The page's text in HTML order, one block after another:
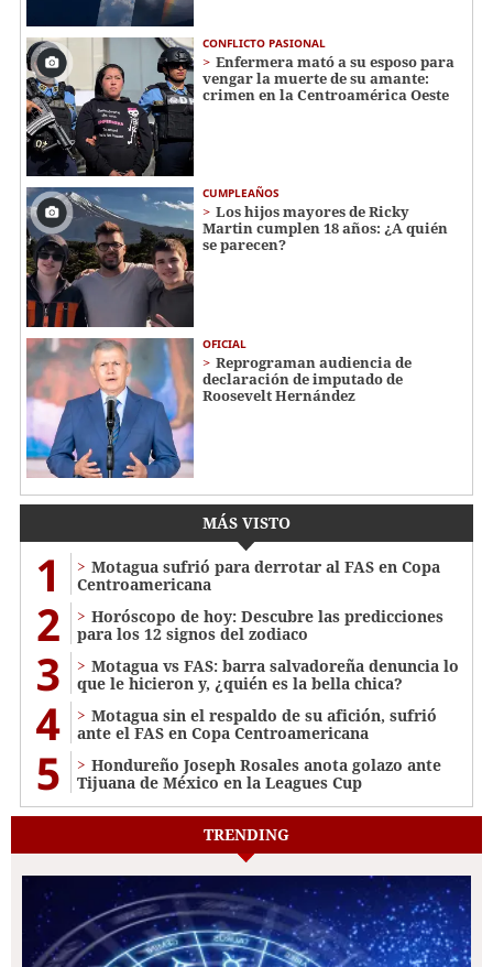
CONFLICTO PASIONAL
Enfermera mató a su esposo para
vengar la muerte de su amante:
crimen en la Centroamérica Oeste
CUMPLEAÑOS
Los hijos mayores de Ricky
Martin cumplen 18 años: ¿A quién
se parecen?
OFICIAL
Reprograman audiencia de
declaración de imputado de
Roosevelt Hernández
MÁS VISTO
1
Motagua sufrió para derrotar al FAS en Copa
Centroamericana
2
Horóscopo de hoy: Descubre las predicciones
para los 12 signos del zodiaco
3
Motagua vs FAS: barra salvadoreña denuncia lo
que le hicieron y, ¿quién es la bella chica?
4
Motagua sin el respaldo de su afición, sufrió
ante el FAS en Copa Centroamericana
5
Hondureño Joseph Rosales anota golazo ante
Tijuana de México en la Leagues Cup
TRENDING